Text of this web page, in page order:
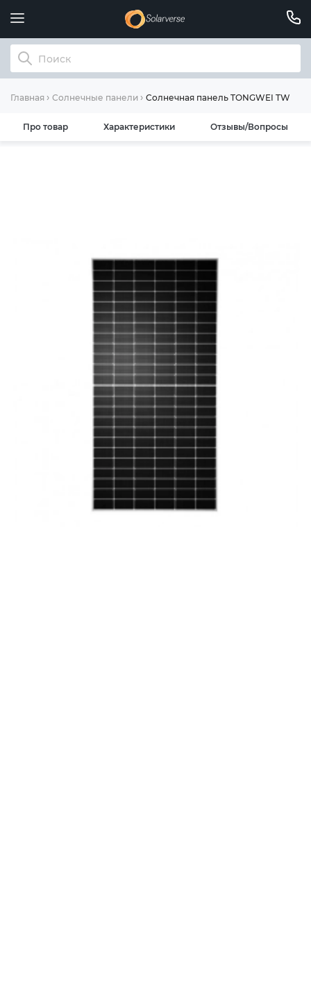
Главная Солнечные панели Солнечная панель TONGWEI
Про товар Характеристики Отзывы/Вопросы